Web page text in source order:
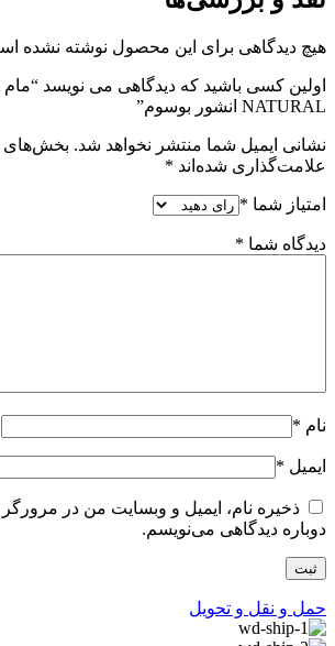
هیچ دیدگاهی برای این محصول نوشته نشده
NATURAL انشور بوسوم”
نشانی ایمیل شما منتشر نخواهد شد. بخش‌های
علامت‌گذاری شده‌اند *
امتیاز شما *
دیدگاه شما *
نام *
ایمیل *
ذخیره نام، ایمیل و وبسایت من در
دوباره دیدگاهی می‌نویسم.
حمل و نقل و تحویل